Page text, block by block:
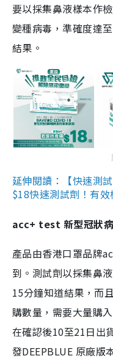
要以採集鼻液樣本作
變種病毒，準確度達
結果。
延伸閱讀：【快速測
$18快速測試劑！有
acc+ test 新型冠狀
產品由香港口罩品牌
到。測試劑以採集鼻
15分鐘知道結果，而
購數量，需要大量購
在確認後10至21日出
發DEEPBLUE 原廠版